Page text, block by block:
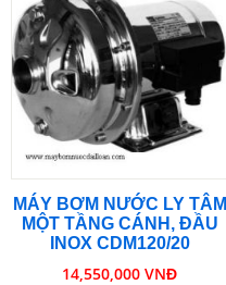
MÁY BƠM NƯỚC LY TÂM
MỘT TẦNG CÁNH, ĐẦU
INOX CDM120/20
14,550,000 VNĐ